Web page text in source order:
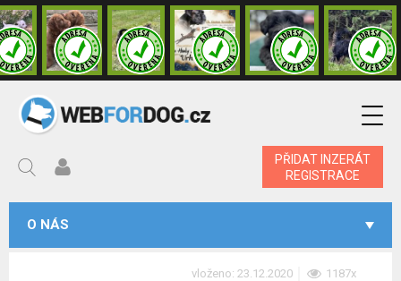
PŘIDAT INZERÁT
REGISTRACE
O NÁS
vloženo: 23.12.2020 1187x